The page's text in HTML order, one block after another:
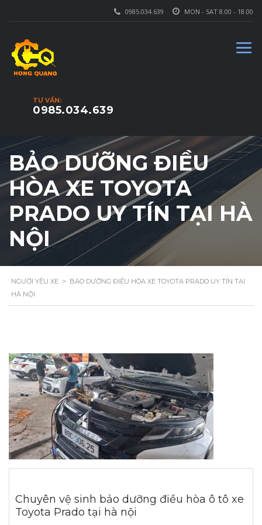
MON - SAT 8.00 - 18.00
0985.034.639
TƯ VẤN:
0985.034.639
BẢO DƯỠNG ĐIỀU
HÒA XE TOYOTA
PRADO UY TÍN TẠI HÀ
NỘI
NGƯỜI YÊU XE > BẢO DƯỠNG ĐIỀU HÒA XE TOYOTA PRADO UY TÍN TẠI
HÀ NỘI
Chuyên vệ sinh bảo dưỡng điều hòa ô tô xe
Toyota Prado tại hà nội